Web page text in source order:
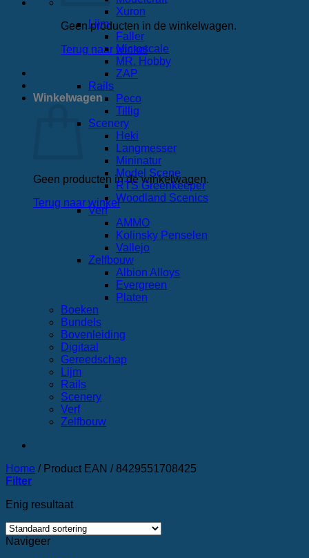
Geen producten in de winkelwagen.
Terug naar winkel
Winkelwagen
Geen producten in de winkelwagen.
Terug naar winkel
Xuron
Lijm
Faller
Microscale
MR. Hobby
ZAP
Rails
Peco
Tillig
Scenery
Heki
Langmesser
Mininatur
Model Scene
RTS Greenkeeper
Woodland Scenics
Verf
AMMO
Kolinsky Penselen
Vallejo
Zelfbouw
Albion Alloys
Evergreen
Platen
Boeken
Bundels
Bovenleiding
Digitaal
Gereedschap
Lijm
Rails
Scenery
Verf
Zelfbouw
Home /Product EAN /8429551708425
Filter
Enig resultaat
Navigeer